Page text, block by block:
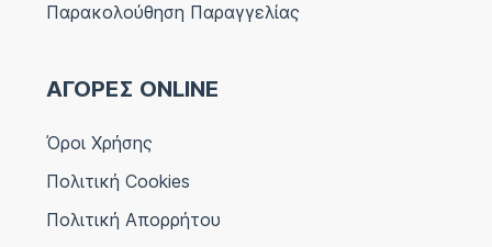
Παρακολούθηση Παραγγελίας
ΑΓΟΡΕΣ ONLINE
Όροι Χρήσης
Πολιτική Cookies
Πολιτική Απορρήτου